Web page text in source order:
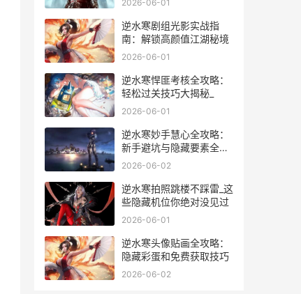
2026-06-01
逆水寒剧组光影实战指
南：解锁高颜值江湖秘境
2026-06-01
逆水寒悍匪考核全攻略：
轻松过关技巧大揭秘_
2026-06-01
逆水寒妙手慧心全攻略：
新手避坑与隐藏要素全解
析
2026-06-02
逆水寒拍照跳楼不踩雷_这
些隐藏机位你绝对没见过
2026-06-01
逆水寒头像贴画全攻略：
隐藏彩蛋和免费获取技巧
2026-06-02